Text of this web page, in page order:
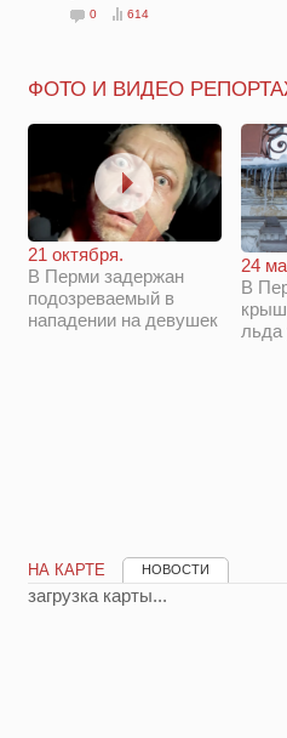
0 614
ФОТО И ВИДЕО
21 октября.
В Перми задержан
подозреваемый в
нападении на девушек
24
В
НА КАРТЕ НОВОСТИ
загрузка карты...